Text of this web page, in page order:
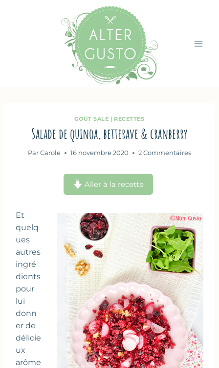
GOÛT SALÉ | RECETTES
Salade de quinoa, betterave & cranberry
Par Carole 16 novembre 2020 2 Commentaires
Aller à la recette
Et
quelq
ues
autres
ingré
dients
pour
lui
donn
er de
délicie
ux
arôme